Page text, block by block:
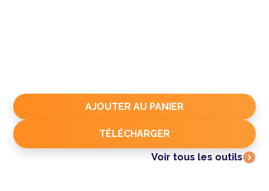
TÉLÉCHARGER
Voir tous les outils